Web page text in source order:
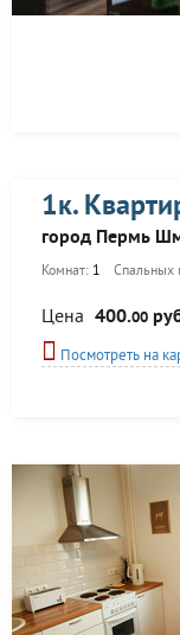
1к.
город Пермь
Комнат: 1 Спальных
Цена 400.00
Посмотреть на